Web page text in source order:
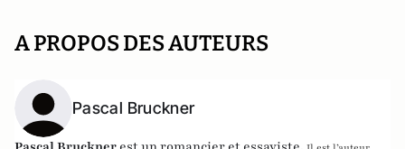
A PROPOS DES AUTEURS
Pascal Bruckner